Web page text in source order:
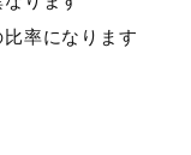
率になります